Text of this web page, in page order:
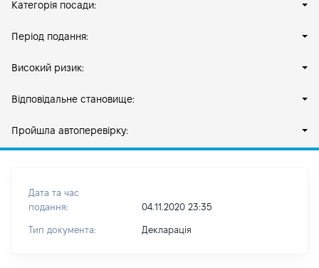
Категорія посади:
Період подання:
Високий ризик:
Відповідальне становище:
Пройшла автоперевірку:
Дата та час
подання:
04.11.2020 23:35
Тип документа: Декларація